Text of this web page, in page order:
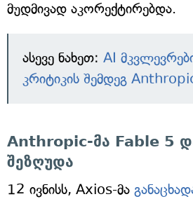
მუდმივად აკორექტირებდა.
ასევე ნახეთ: AI
კრიტიკის შემდეგ
Anthropic-მა Fable 5
შეზღუდა
12 ივნისს, Axios-მა